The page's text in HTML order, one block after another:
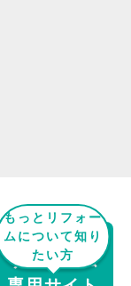
→
もっとリフォー
ムについて知り
たい方
リフォーム